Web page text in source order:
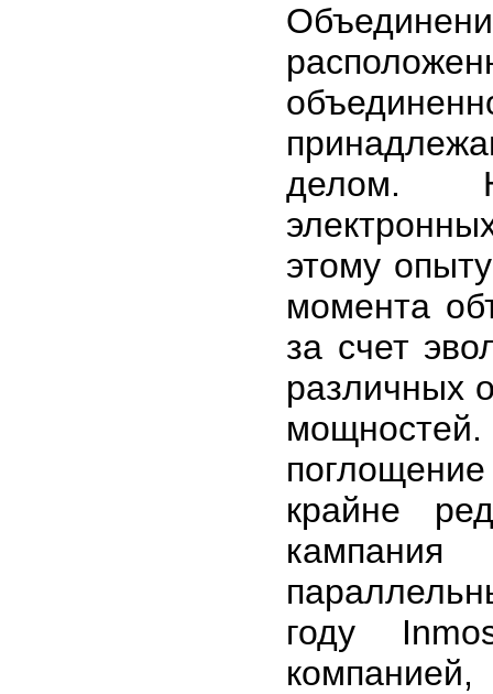
делом.
этому
момента
за счет
различных
крайне
году